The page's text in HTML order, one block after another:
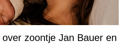
zoontje Jan Bauer en